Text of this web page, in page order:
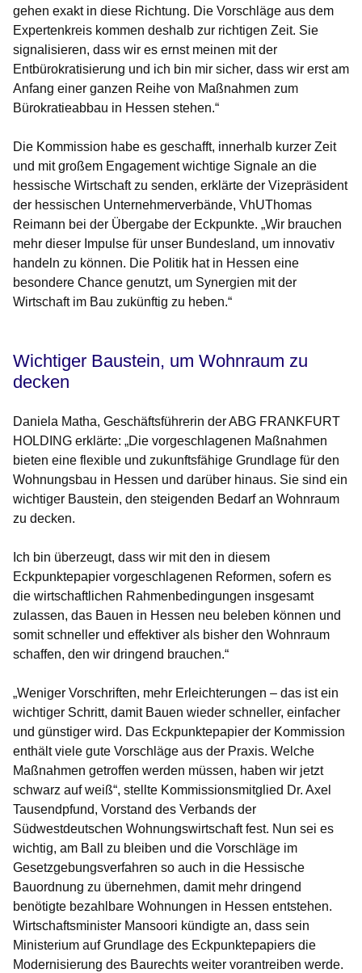
gehen exakt in diese Richtung. Die Vorschläge aus dem
Expertenkreis kommen deshalb zur richtigen Zeit. Sie
signalisieren, dass wir es ernst meinen mit der
Entbürokratisierung und ich bin mir sicher, dass wir erst am
Anfang einer ganzen Reihe von Maßnahmen zum
Bürokratieabbau in Hessen stehen.“
Die Kommission habe es geschafft, innerhalb kurzer Zeit
und mit großem Engagement wichtige Signale an die
hessische Wirtschaft zu senden, erklärte der Vizepräsident
der hessischen Unternehmerverbände, VhUThomas
Reimann bei der Übergabe der Eckpunkte. „Wir brauchen
mehr dieser Impulse für unser Bundesland, um innovativ
handeln zu können. Die Politik hat in Hessen eine
besondere Chance genutzt, um Synergien mit der
Wirtschaft im Bau zukünftig zu heben.“
Wichtiger Baustein, um Wohnraum zu
decken
Daniela Matha, Geschäftsführerin der ABG FRANKFURT
HOLDING erklärte: „Die vorgeschlagenen Maßnahmen
bieten eine flexible und zukunftsfähige Grundlage für den
Wohnungsbau in Hessen und darüber hinaus. Sie sind ein
wichtiger Baustein, den steigenden Bedarf an Wohnraum
zu decken.
Ich bin überzeugt, dass wir mit den in diesem
Eckpunktepapier vorgeschlagenen Reformen, sofern es
die wirtschaftlichen Rahmenbedingungen insgesamt
zulassen, das Bauen in Hessen neu beleben können und
somit schneller und effektiver als bisher den Wohnraum
schaffen, den wir dringend brauchen.“
„Weniger Vorschriften, mehr Erleichterungen – das ist ein
wichtiger Schritt, damit Bauen wieder schneller, einfacher
und günstiger wird. Das Eckpunktepapier der Kommission
enthält viele gute Vorschläge aus der Praxis. Welche
Maßnahmen getroffen werden müssen, haben wir jetzt
schwarz auf weiß“, stellte Kommissionsmitglied Dr. Axel
Tausendpfund, Vorstand des Verbands der
Südwestdeutschen Wohnungswirtschaft fest. Nun sei es
wichtig, am Ball zu bleiben und die Vorschläge im
Gesetzgebungsverfahren so auch in die Hessische
Bauordnung zu übernehmen, damit mehr dringend
benötigte bezahlbare Wohnungen in Hessen entstehen.
Wirtschaftsminister Mansoori kündigte an, dass sein
Ministerium auf Grundlage des Eckpunktepapiers die
Modernisierung des Baurechts weiter vorantreiben werde.